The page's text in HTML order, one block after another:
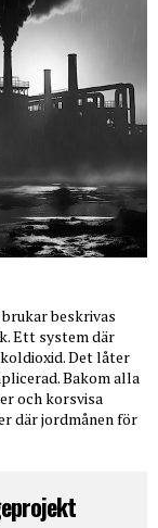
beskrivas
Ett system där
Det låter
Bakom alla
och korsvisa
där jordmånen för